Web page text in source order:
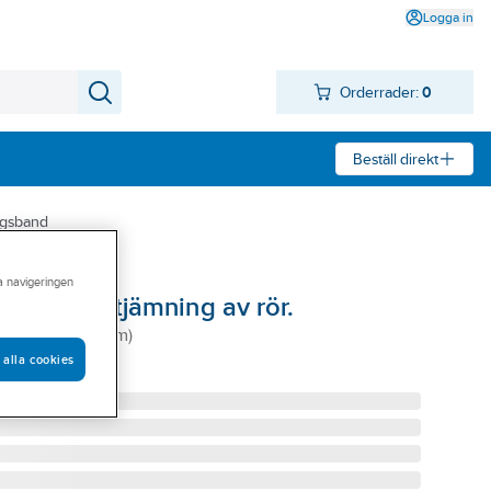
Logga in
Orderrader: 0
Beställ direkt
av rör.
(ca 9.6-100mm)
navigeringen
alla cookies